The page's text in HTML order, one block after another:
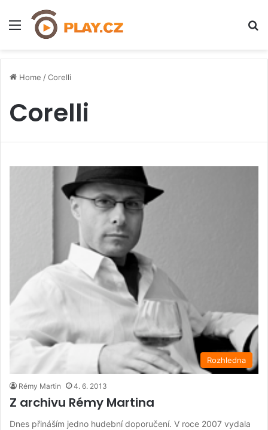
Menu
Home /Corelli
Corelli
Rozhledna
Rémy Martin 4. 6. 2013
Z archivu Rémy Martina
Dnes přináším jedno hudební doporučení. V roce 2007 vydala